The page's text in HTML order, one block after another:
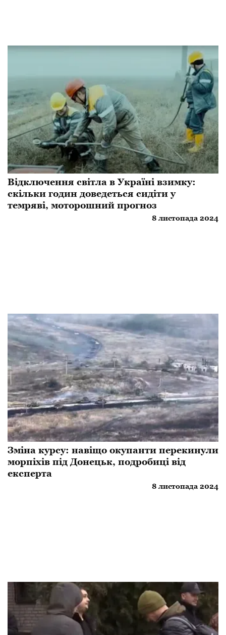
Відключення світла в Україні взимку:
скільки годин доведеться сидіти у
темряві, моторошний прогноз
8 листопада 2024
Зміна курсу: навіщо окупанти перекинули
морпіхів під Донецьк, подробиці від
експерта
8 листопада 2024